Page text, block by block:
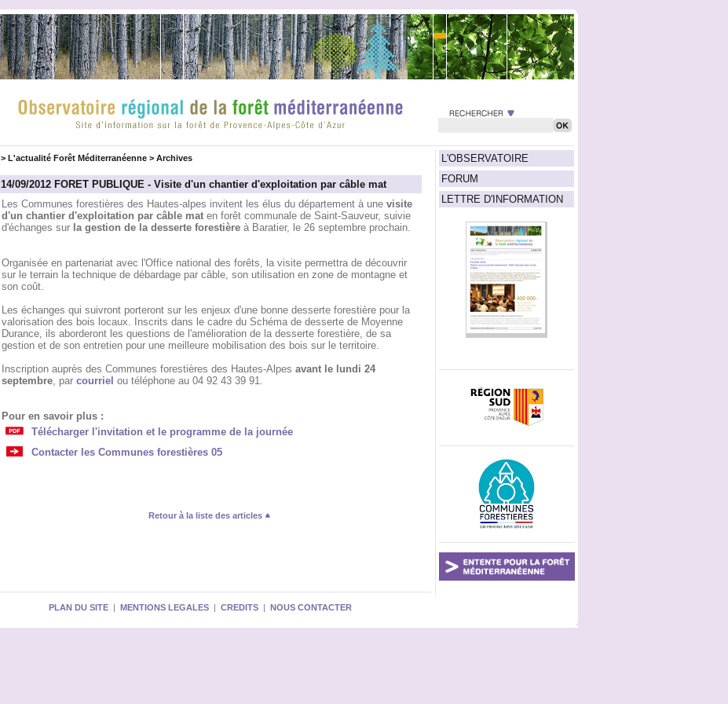
L'OBSERVATOIRE
FORUM
LETTRE D'INFORMATION
> L'actualité Forêt Méditerranéenne> Archives
14/09/2012 FORET PUBLIQUE - Visite d'un chantier d'exploitation par câble mat
Les Communes forestières des Hautes-alpes invitent les élus du département à une visite
d'un chantier d'exploitation par câble maten forêt communale de Saint-Sauveur, suivie
d'échanges sur la gestion de la desserte forestièreà Baratier, le 26 septembre prochain.
Organisée en partenariat avec l'Office national des forêts, la visite permettra de découvrir
sur le terrain la technique de débardage par câble, son utilisation en zone de montagne et
son coût.
Les échanges qui suivront porteront sur les enjeux d'une bonne desserte forestière pour la
valorisation des bois locaux. Inscrits dans le cadre du Schéma de desserte de Moyenne
Durance, ils aborderont les questions de l'amélioration de la desserte forestière, de sa
gestion et de son entretien pour une meilleure mobilisation des bois sur le territoire.
Inscription auprès des Communes forestières des Hautes-Alpes avant le lundi 24
septembre, par courriel ou téléphone au 04 92 43 39 91.
Pour en savoir plus :
Télécharger l'invitation et le programme de la journée
Contacter les Communes forestières 05
Retour à la liste des articles
PLAN DU SITE | MENTIONS LEGALES | CREDITS | NOUS CONTACTER